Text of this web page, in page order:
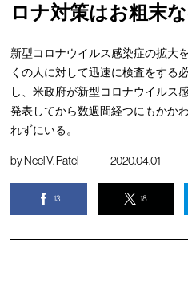
ロナ対策はお粗末
新型コロナウイルス感染症の拡大
くの人に対して迅速に検査をする
し、米政府が新型コロナウイルス
発表してから数週間経つにもかか
れずにいる。
byNeel V. Patel 2020.04.01
13 18